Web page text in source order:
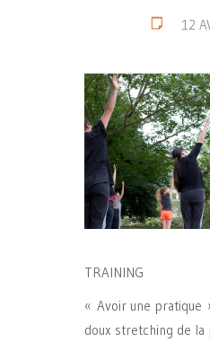
12
TRAINING
« Avoir une pratique
doux stretching de la